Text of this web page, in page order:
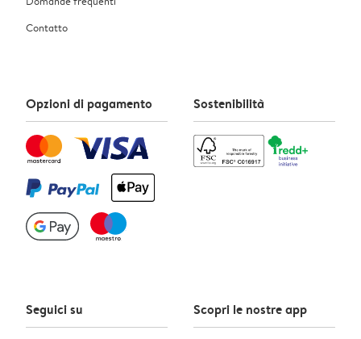
Contatto
Opzioni di pagamento Sostenibilità
Seguici su Scopri le nostre app